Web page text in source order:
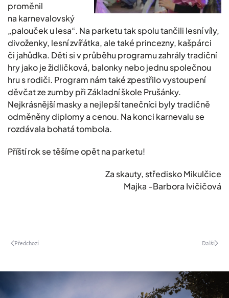
proměnil
na karnevalovský
„palouček u lesa“. Na parketu tak spolu tančili lesní víly,
divoženky, lesní zvířátka, ale také princezny, kašpárci
či jahůdka. Děti si v průběhu programu zahrály tradiční
hry jako je židličková, balonky nebo jednu společnou
hru s rodiči. Program nám také zpestřilo vystoupení
děvčat ze zumby při Základní škole Prušánky.
Nejkrásnější masky a nejlepší tanečníci byly tradičně
odměněny diplomy a cenou. Na konci karnevalu se
rozdávala bohatá tombola.
Příští rok se těšíme opět na parketu!
Za skauty, středisko Mikulčice
Majka -Barbora Ivičičová
Předchozí Další